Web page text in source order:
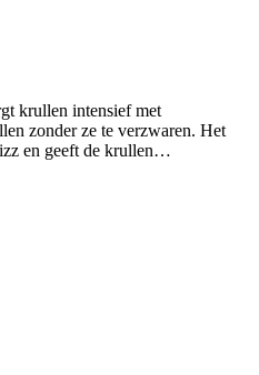
krullen intensief met
zonder ze te verzwaren. Het
en geeft de krullen…